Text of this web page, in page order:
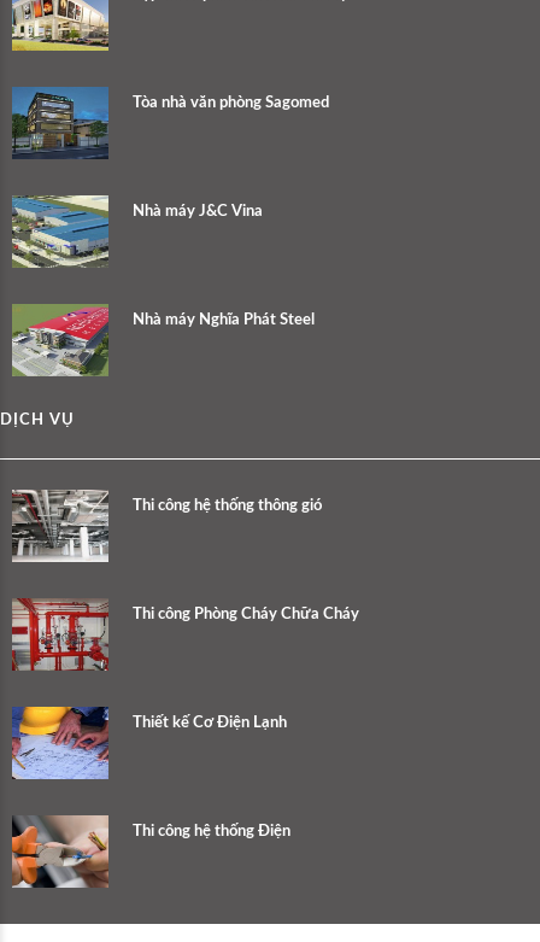
Tòa nhà văn phòng Sagomed
Nhà máy J&C Vina
Nhà máy Nghĩa Phát Steel
DỊCH VỤ
Thi công hệ thống thông gió
Thi công Phòng Cháy Chữa Cháy
Thiết kế Cơ Điện Lạnh
Thi công hệ thống Điện